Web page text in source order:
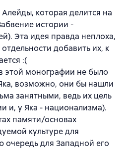
которая делится на
истории -
Эта идея правда неплоха,
добавить их, к
:(
этой монографии не было
возможно, они бы нашли
занятными, ведь их цель
и, у Яка - национализма).
памяти/основах
культуре для
очередь для Западной его